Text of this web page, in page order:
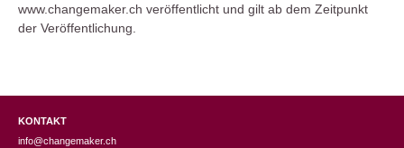
www.changemaker.ch veröffentlicht und gilt ab dem Zeitpunkt
der Veröffentlichung.
KONTAKT
info@changemaker.ch